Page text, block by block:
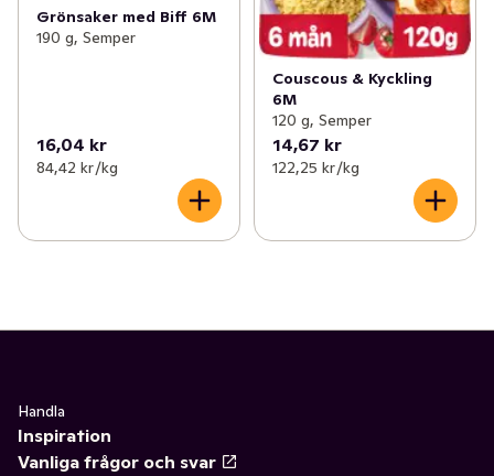
Grönsaker med Biff 6M
190 g, Semper
16,04 kr
84,42 kr /kg
Couscous & Kyckling
6M
120 g, Semper
14,67 kr
122,25 kr /kg
Handla
Inspiration
Vanliga frågor och svar